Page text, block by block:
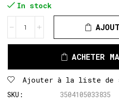
In stock
ACHETER
Ajouter à la liste de
SKU:
3504105033835